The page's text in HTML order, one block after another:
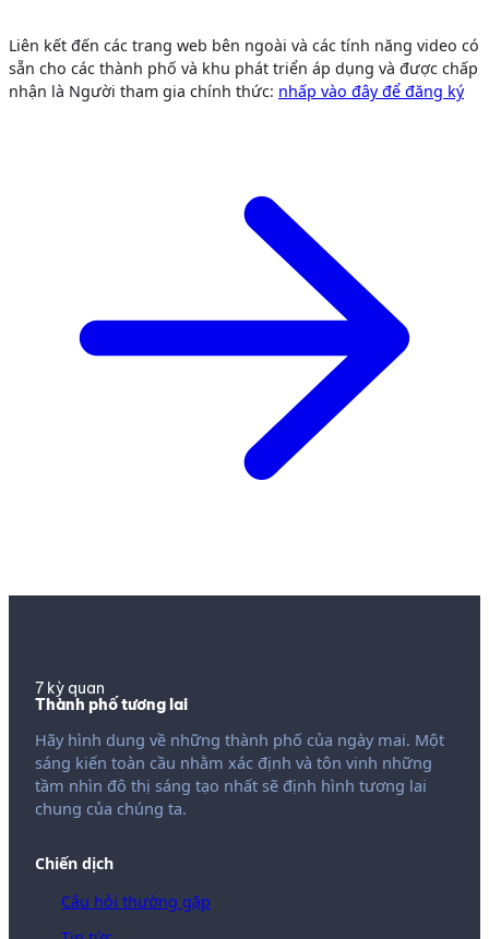
Liên kết đến các trang web bên ngoài và các tính năng video có
sẵn cho các thành phố và khu phát triển áp dụng và được chấp
nhận là Người tham gia chính thức: nhấp vào đây để đăng ký
7 kỳ quan
Thành phố tương lai
Hãy hình dung về những thành phố của ngày mai. Một
sáng kiến ​​toàn cầu nhằm xác định và tôn vinh những
tầm nhìn đô thị sáng tạo nhất sẽ định hình tương lai
chung của chúng ta.
Chiến dịch
Câu hỏi thường gặp